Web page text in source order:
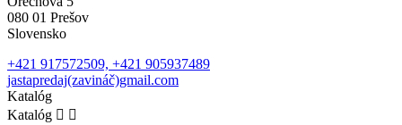
080 01 Prešov
Slovensko
+421 917572509, +421 905937489
jastapredaj(zavináč)gmail.com
Katalóg
Katalóg  